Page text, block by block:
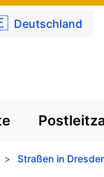
Deutschland
> Straßen in